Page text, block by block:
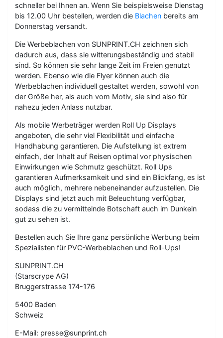
schneller bei Ihnen an. Wenn Sie beispielsweise Dienstag
bis 12.00 Uhr bestellen, werden die Blachen bereits am
Donnerstag versandt.
Die Werbeblachen von SUNPRINT.CH zeichnen sich
dadurch aus, dass sie witterungsbeständig und stabil
sind. So können sie sehr lange Zeit im Freien genutzt
werden. Ebenso wie die Flyer können auch die
Werbeblachen individuell gestaltet werden, sowohl von
der Größe her, als auch vom Motiv, sie sind also für
nahezu jeden Anlass nutzbar.
Als mobile Werbeträger werden Roll Up Displays
angeboten, die sehr viel Flexibilität und einfache
Handhabung garantieren. Die Aufstellung ist extrem
einfach, der Inhalt auf Reisen optimal vor physischen
Einwirkungen wie Schmutz geschützt. Roll Ups
garantieren Aufmerksamkeit und sind ein Blickfang, es ist
auch möglich, mehrere nebeneinander aufzustellen. Die
Displays sind jetzt auch mit Beleuchtung verfügbar,
sodass die zu vermittelnde Botschaft auch im Dunkeln
gut zu sehen ist.
Bestellen auch Sie Ihre ganz persönliche Werbung beim
Spezialisten für PVC-Werbeblachen und Roll-Ups!
SUNPRINT.CH
(Starscrype AG)
Bruggerstrasse 174-176
5400 Baden
Schweiz
E-Mail: presse@sunprint.ch